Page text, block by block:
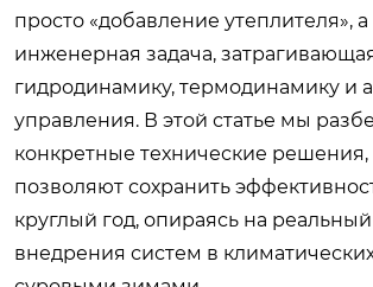
просто «добавление утеплителя»,
инженерная задача,
гидродинамику, термодинамику и
управления. В этой статье мы
конкретные технические решения,
позволяют сохранить
круглый год, опираясь на
внедрения систем в